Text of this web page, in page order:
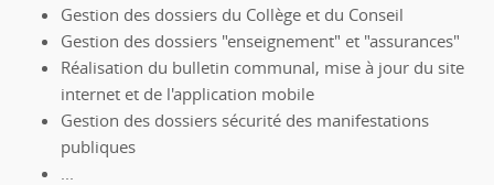
Gestion des dossiers du Collège et du Conseil
Gestion des dossiers "enseignement" et "assurances"
Réalisation du bulletin communal, mise à jour du site
internet et de l'application mobile
Gestion des dossiers sécurité des manifestations
publiques
...